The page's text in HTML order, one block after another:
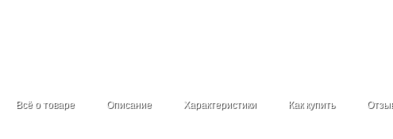
Всё о товаре Описание Характеристики Как купить